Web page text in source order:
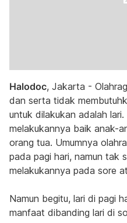
Halodoc, Jakarta -
dan serta tidak
untuk dilakukan adalah
melakukannya baik anak-
orang tua. Umumnya
pada pagi hari, namun tak
melakukannya pada sore
Namun begitu, lari di pagi
manfaat dibanding lari di